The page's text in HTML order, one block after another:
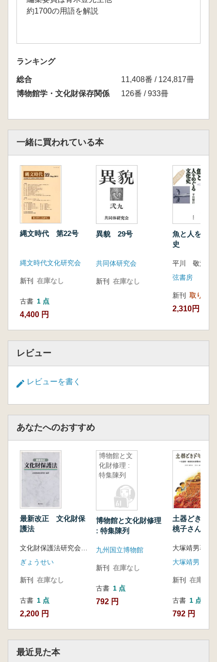
約1700の用語を解説
ランキング
総合
11,408番 / 124,817冊
博物館学・文化財保存関係
126番 / 933冊
一緒に買われている本
縄文時代 第22号
縄文時代文化研究会
新刊 在庫なし
古書 1 点
4,400 円
異貌 29号
共同体研究会
新刊 在庫なし
魚と人をめ
史
平川 敬治 著
弦書房
新刊 取り寄せ
2,310円
レビュー
レビューを書く
あなたへのおすすめ
最新改正 文化財保
護法
文化財保護法研究会 編著
ぎょうせい
新刊 在庫なし
古書 1 点
2,200 円
博物館と文
化財修理 :
特集陳列
博物館と文化財修理
: 特集陳列
九州国立博物館
新刊 在庫なし
古書 1 点
792 円
土器どきド
桃子さん・
の体験活動
大塚靖男
新刊 在庫なし
古書 1 点
792 円
最近見た本